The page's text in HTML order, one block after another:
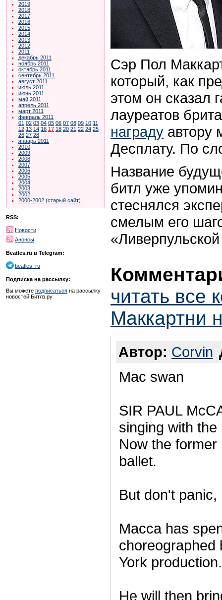
2019
2018
2017
2016
2015
2014
2013
2012
2011
декабрь 2011
ноябрь 2011
октябрь 2011
сентябрь 2011
август 2011
июль 2011
июнь 2011
май 2011
апрель 2011
март 2011
февраль 2011
01 02 03 04 05 06 07 08 09 10 11
12 13 14 16 17 18 20 21 22 24 25
26 27 28
январь 2011
2010
2009
2008
2007
2006
2005
2004
2003
2002
2000-2002 (старый сайт)
RSS:
Новости
Анонсы
Beatles.ru в Telegram:
beatles_ru
Подписка на рассылку:
Вы можете подписаться на рассылку
новостей Битлз.ру
Сэр Пол
который, как
этом он сказал
лауреатов
награду автору
Десплату. По
Название
битл уже
стеснялся
смелым его
читать все
Маккартни
Автор: Corvin
Mac swan
SIR PAUL
singing with
Now the
ballet.
But don't
Macca has
choreographed
York production.
He will then